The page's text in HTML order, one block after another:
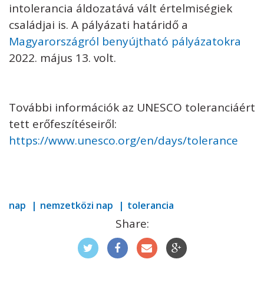
intolerancia áldozatává vált értelmiségiek
családjai is. A pályázati határidő a
Magyarországról benyújtható pályázatokra
2022. május 13. volt.
További információk az UNESCO toleranciáért
tett erőfeszítéseiről:
https://www.unesco.org/en/days/tolerance
nap nemzetközi nap tolerancia
Share: